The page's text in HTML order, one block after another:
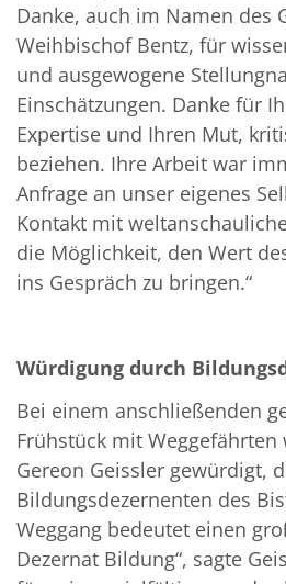
Danke, auch im Namen des
Weihbischof Bentz, für
und ausgewogene
Einschätzungen. Danke für
Expertise und Ihren Mut,
beziehen. Ihre Arbeit war
Anfrage an unser eigenes
Kontakt mit
die Möglichkeit, den Wert
ins Gespräch zu bringen.“
Würdigung durch
Bei einem anschließenden
Frühstück mit Weggefährten
Gereon Geissler gewürdigt,
Bildungsdezernenten des
Weggang bedeutet einen
Dezernat Bildung“, sagte